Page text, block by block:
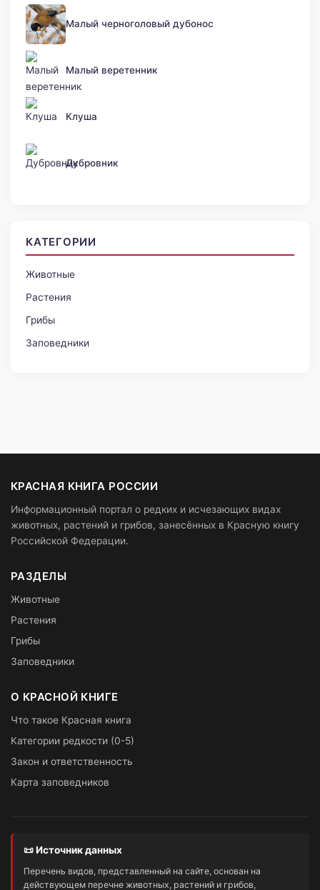
Малый черноголовый дубонос
Малый веретенник
Клуша
Дубровник
КАТЕГОРИИ
Животные
Растения
Грибы
Заповедники
КРАСНАЯ КНИГА РОССИИ
Информационный портал о редких и исчезающих видах
животных, растений и грибов, занесённых в Красную книгу
Российской Федерации.
РАЗДЕЛЫ
Животные
Растения
Грибы
Заповедники
О КРАСНОЙ КНИГЕ
Что такое Красная книга
Категории редкости (0-5)
Закон и ответственность
Карта заповедников
📜 Источник данных
Перечень видов, представленный на сайте, основан на
действующем перечне животных, растений и грибов,